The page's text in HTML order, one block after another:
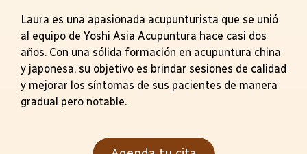
Laura es una apasionada acupunturista que se unió
al equipo de Yoshi Asia Acupuntura hace casi dos
años. Con una sólida formación en acupuntura china
y japonesa, su objetivo es brindar sesiones de calidad
y mejorar los síntomas de sus pacientes de manera
gradual pero notable.